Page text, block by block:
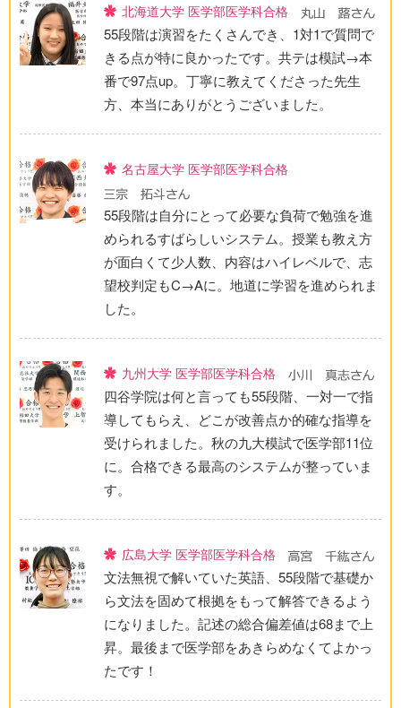
北海道大学 医学部医学科合格
55段階は演習をたくさんでき、1対1で質問で
きる点が特に良かったです。共テは模試→本
番で97点up。丁寧に教えてくださった先生
方、本当にありがとうございました。
名古屋大学 医学部医学科合格
55段階は自分にとって必要な負荷で勉強を進
められるすばらしいシステム。授業も教え方
が面白くて少人数、内容はハイレベルで、志
望校判定もC→Aに。地道に学習を進められま
した。
九州大学 医学部医学科合格
四谷学院は何と言っても55段階、一対一で指
導してもらえ、どこが改善点か的確な指導を
受けられました。秋の九大模試で医学部11位
に。合格できる最高のシステムが整っていま
す。
広島大学 医学部医学科合格
文法無視で解いていた英語、55段階で基礎か
ら文法を固めて根拠をもって解答できるよう
になりました。記述の総合偏差値は68まで上
昇。最後まで医学部をあきらめなくてよかっ
たです！